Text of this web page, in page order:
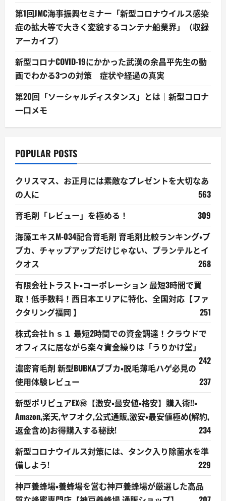
第1回JMC海事振興セミナー「新型コロナウイルス感染
症の拡大等で大きく変貌するコンテナ船業界」（収録
アーカイブ）
新型コロナCOVID-19にかかった武漢の余昌平先生の動
画でわかる3つの対策 症状や経過の真実
第20回「ソーシャルディスタンス」とは｜新型コロナ
一口メモ
POPULAR POSTS
クリスマス、お正月には素敵なプレゼントを大切なあ
の人に
563
育毛剤「レビュー」を極める！
309
海藻エキスM-034配合育毛剤 育毛剤比較ランキング・ブ
ブカ、チャップアップだけじゃない、プランテルとイ
クオス
268
有限会社トラスト・コーポレーション 最短3時間で買
取！低手数料！西日本エリアに特化、全国対応【ファ
クタリング福岡 】
251
株式会社ｈｓ１ 最短2時間での資金調達！クラウドで
オフィスに居ながら楽々資金繰りは「うりかけ堂」
242
濃密育毛剤 新型BUBKAブブカ・脱毛薄毛ハゲ必見の
使用体験レビュー
237
新型ポリピュアEX㊙【激安・最安値・格安】購入術!!・
Amazon,楽天,ヤフオク,公式通販,激安・最安値極め(解約,
返金含め)お得購入する秘訣!
234
新型コロナウイルス対策には、タンク入り除菌水を準
備しよう!
229
神戸養蜂場・養蜂場を営む神戸養蜂場が厳選した高品